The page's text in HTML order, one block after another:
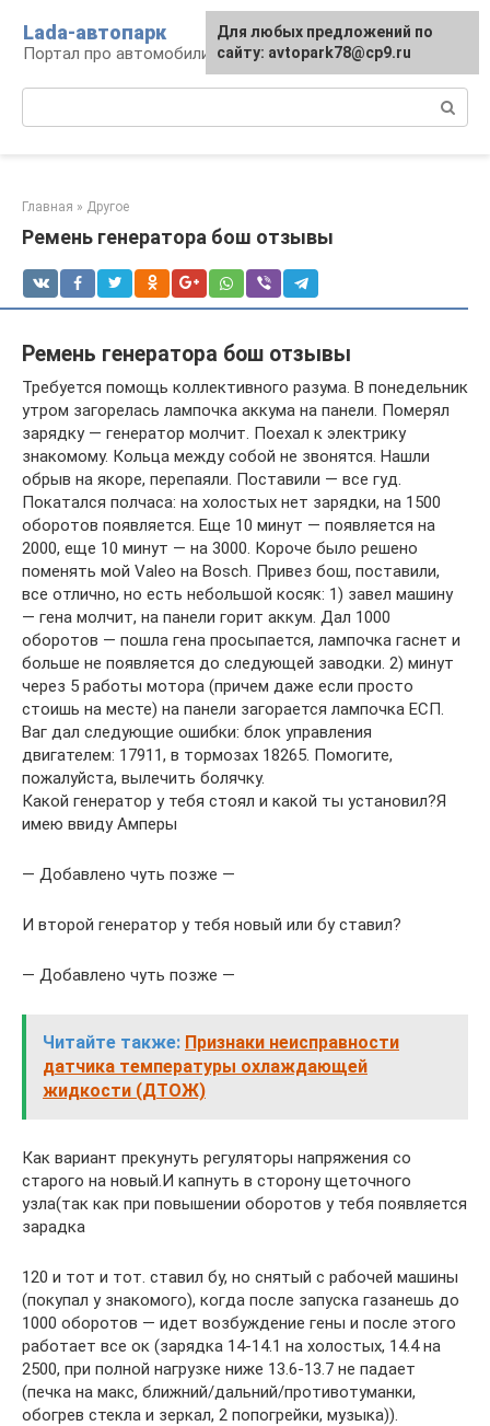
контенту
Lada-автопарк
Портал про автомобили Lada
Главная » Другое
Ремень генератора бош отзывы
Ремень генератора бош отзывы
Требуется помощь коллективного разума. В понедельник
утром загорелась лампочка аккума на панели. Померял
зарядку — генератор молчит. Поехал к электрику
знакомому. Кольца между собой не звонятся. Нашли
обрыв на якоре, перепаяли. Поставили — все гуд.
Покатался полчаса: на холостых нет зарядки, на 1500
оборотов появляется. Еще 10 минут — появляется на
2000, еще 10 минут — на 3000. Короче было решено
поменять мой Valeo на Bosch. Привез бош, поставили,
все отлично, но есть небольшой косяк: 1) завел машину
— гена молчит, на панели горит аккум. Дал 1000
оборотов — пошла гена просыпается, лампочка гаснет и
больше не появляется до следующей заводки. 2) минут
через 5 работы мотора (причем даже если просто
стоишь на месте) на панели загорается лампочка ЕСП.
Ваг дал следующие ошибки: блок управления
двигателем: 17911, в тормозах 18265. Помогите,
пожалуйста, вылечить болячку.
Какой генератор у тебя стоял и какой ты установил?Я
имею ввиду Амперы
— Добавлено чуть позже —
И второй генератор у тебя новый или бу ставил?
— Добавлено чуть позже —
Читайте также: Признаки неисправности
датчика температуры охлаждающей
жидкости (ДТОЖ)
Как вариант прекунуть регуляторы напряжения со
старого на новый.И капнуть в сторону щеточного
узла(так как при повышении оборотов у тебя появляется
зарадка
120 и тот и тот. ставил бу, но снятый с рабочей машины
(покупал у знакомого), когда после запуска газанешь до
1000 оборотов — идет возбуждение гены и после этого
работает все ок (зарядка 14-14.1 на холостых, 14.4 на
2500, при полной нагрузке ниже 13.6-13.7 не падает
(печка на макс, ближний/дальний/противотуманки,
обогрев стекла и зеркал, 2 попогрейки, музыка)).
Для любых предложений по
сайту: avtopark78@cp9.ru